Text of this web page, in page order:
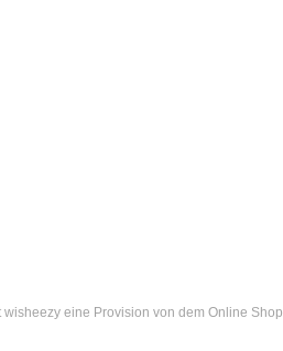
eine Provision von dem Online Shop.